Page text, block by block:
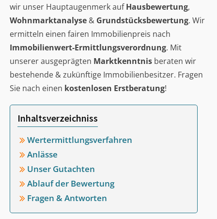
wir unser Hauptaugenmerk aufHausbewertung,
Wohnmarktanalyse & Grundstücksbewertung. Wir
ermitteln einen fairen Immobilienpreis nach
Immobilienwert-Ermittlungsverordnung. Mit
unserer ausgeprägten Marktkenntnis beraten wir
bestehende & zukünftige Immobilienbesitzer. Fragen
Sie nach einen kostenlosen Erstberatung!
Inhaltsverzeichniss
Wertermittlungsverfahren
Anlässe
Unser Gutachten
Ablauf der Bewertung
Fragen & Antworten